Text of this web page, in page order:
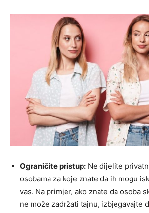
Ograničite pristup: Ne dijelite
osobama za koje znate da ih mogu
vas. Na primjer, ako znate da osoba
ne može zadržati tajnu, izbjegavajte